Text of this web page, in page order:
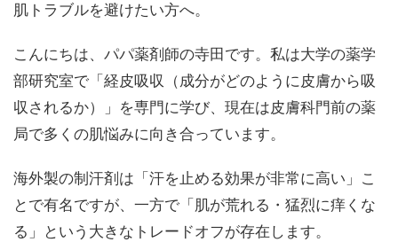
肌トラブルを避けたい方へ。
こんにちは、パパ薬剤師の寺田です。私は大学の薬学
部研究室で「経皮吸収（成分がどのように皮膚から吸
収されるか）」を専門に学び、現在は皮膚科門前の薬
局で多くの肌悩みに向き合っています。
海外製の制汗剤は「汗を止める効果が非常に高い」こ
とで有名ですが、一方で「肌が荒れる・猛烈に痒くな
る」という大きなトレードオフが存在します。